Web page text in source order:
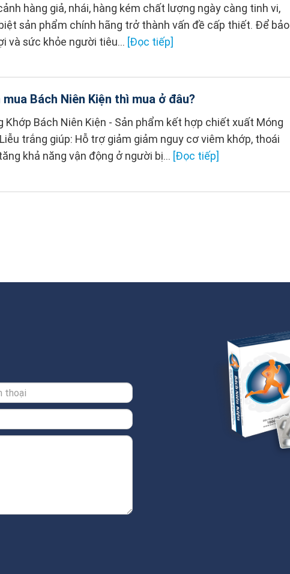
hàng giả, nhái, hàng kém chất lượng ngày càng tinh vi,
sản phẩm chính hãng trở thành vấn đề cấp thiết. Để bảo
và sức khỏe người tiêu... [Đọc tiếp]
Bách Niên Kiện thì mua ở đâu?
Khớp Bách Niên Kiện - Sản phẩm kết hợp chiết xuất Móng
trắng giúp: Hỗ trợ giảm giảm nguy cơ viêm khớp, thoái
khả năng vận động ở người bị... [Đọc tiếp]